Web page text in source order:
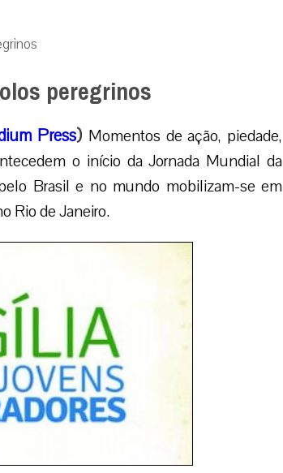
peregrinos
Press) Momentos de ação, piedade,
o início da Jornada Mundial da
Brasil e no mundo mobilizam-se em
Rio de Janeiro.